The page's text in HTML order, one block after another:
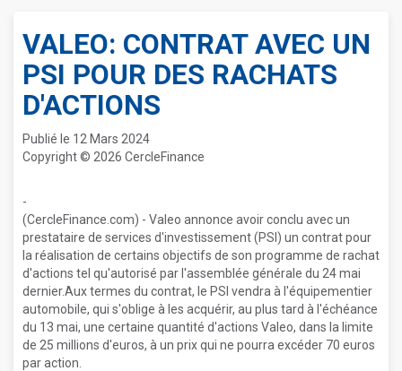
VALEO: CONTRAT AVEC UN
PSI POUR DES RACHATS
D'ACTIONS
Publié le 12 Mars 2024
Copyright © 2026 CercleFinance
-
(CercleFinance.com) - Valeo annonce avoir conclu avec un
prestataire de services d'investissement (PSI) un contrat pour
la réalisation de certains objectifs de son programme de rachat
d'actions tel qu'autorisé par l'assemblée générale du 24 mai
dernier.Aux termes du contrat, le PSI vendra à l'équipementier
automobile, qui s'oblige à les acquérir, au plus tard à l'échéance
du 13 mai, une certaine quantité d'actions Valeo, dans la limite
de 25 millions d'euros, à un prix qui ne pourra excéder 70 euros
par action.